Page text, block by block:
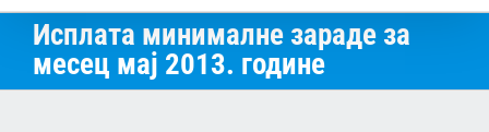
Исплата минималне зараде за
месец мај 2013. године